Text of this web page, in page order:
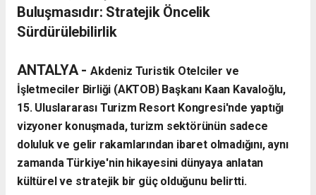
Buluşmasıdır: Stratejik Öncelik
Sürdürülebilirlik
​ANTALYA -Akdeniz Turistik Otelciler ve
İşletmeciler Birliği (AKTOB) Başkanı Kaan Kavaloğlu,
15. Uluslararası Turizm Resort Kongresi'nde yaptığı
vizyoner konuşmada, turizm sektörünün sadece
doluluk ve gelir rakamlarından ibaret olmadığını, aynı
zamanda Türkiye'nin hikayesini dünyaya anlatan
kültürel ve stratejik bir güç olduğunu belirtti.